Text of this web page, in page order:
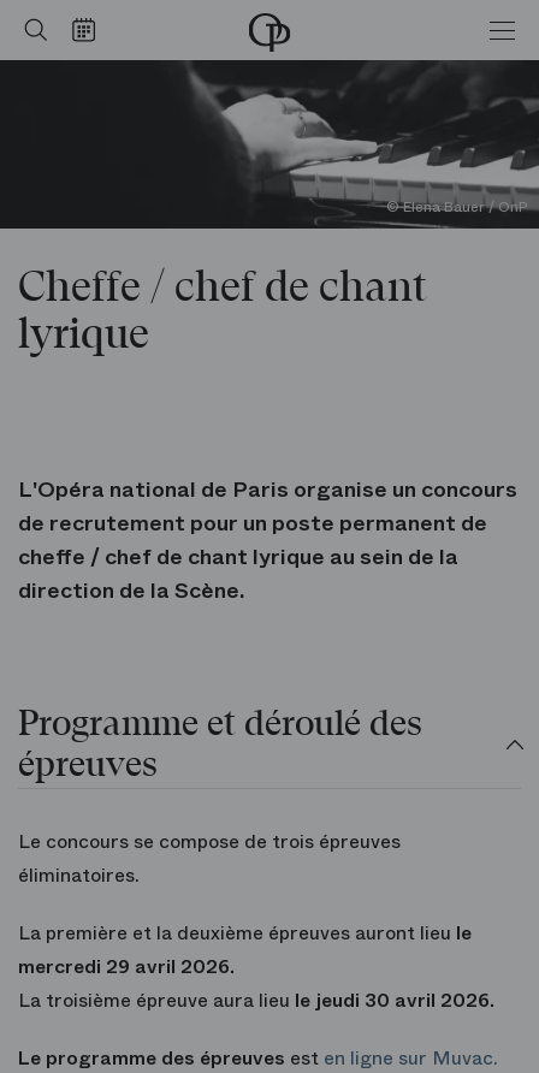
Rechercher
Calendrier Accueil
-
national
© Elena Bauer / OnP
Cheffe / chef de chant
lyrique
Cheffe / chef de chant lyrique
L'Opéra national de Paris organise un concours
de recrutement pour un poste permanent de
cheffe / chef de chant lyrique au sein de la
direction de la Scène.
Programme et déroulé des
épreuves
Le concours se compose de trois épreuves
éliminatoires.
La première et la deuxième épreuves auront lieu le
mercredi 29 avril 2026.
La troisième épreuve aura lieu le jeudi 30 avril 2026.
Le programme des épreuves est en ligne sur Muvac.